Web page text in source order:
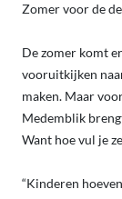
Zomer voor de
De zomer komt
vooruitkijken
maken. Maar
Medemblik
Want hoe vul je
“Kinderen